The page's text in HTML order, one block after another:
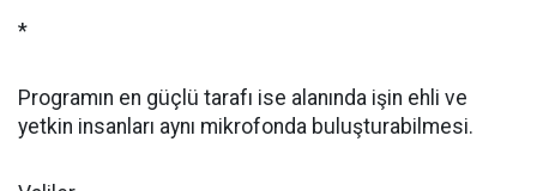
*
Programın en güçlü tarafı ise alanında işin ehli ve
yetkin insanları aynı mikrofonda buluşturabilmesi.